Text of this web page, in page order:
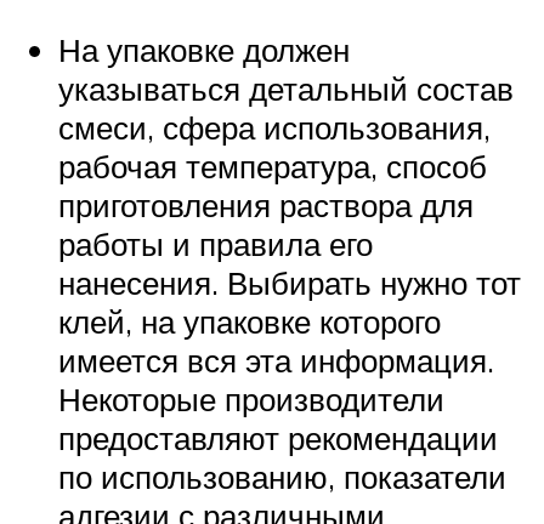
На упаковке должен
указываться детальный состав
смеси, сфера использования,
рабочая температура, способ
приготовления раствора для
работы и правила его
нанесения. Выбирать нужно тот
клей, на упаковке которого
имеется вся эта информация.
Некоторые производители
предоставляют рекомендации
по использованию, показатели
адгезии с различными